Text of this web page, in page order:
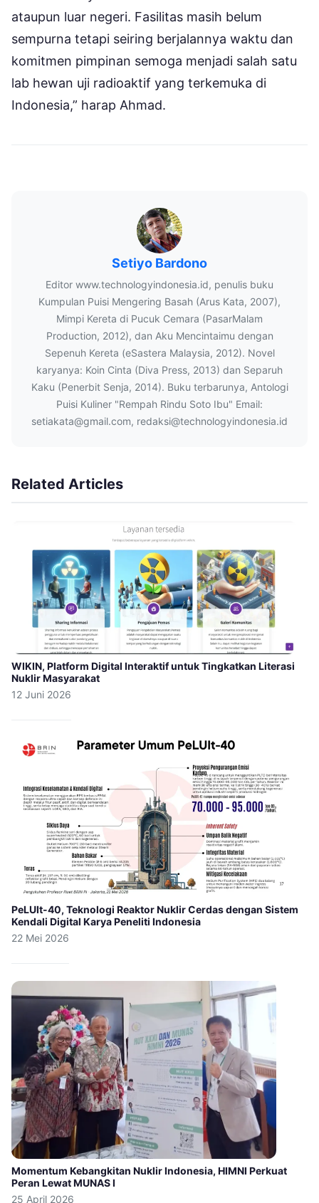
ataupun luar negeri. Fasilitas masih belum
sempurna tetapi seiring berjalannya waktu dan
komitmen pimpinan semoga menjadi salah satu
lab hewan uji radioaktif yang terkemuka di
Indonesia,” harap Ahmad.
Setiyo Bardono
Editor www.technologyindonesia.id, penulis buku
Kumpulan Puisi Mengering Basah (Arus Kata, 2007),
Mimpi Kereta di Pucuk Cemara (PasarMalam
Production, 2012), dan Aku Mencintaimu dengan
Sepenuh Kereta (eSastera Malaysia, 2012). Novel
karyanya: Koin Cinta (Diva Press, 2013) dan Separuh
Kaku (Penerbit Senja, 2014). Buku terbarunya, Antologi
Puisi Kuliner "Rempah Rindu Soto Ibu" Email:
setiakata@gmail.com, redaksi@technologyindonesia.id
Related Articles
WIKIN, Platform Digital Interaktif untuk Tingkatkan Literasi
Nuklir Masyarakat
12 Juni 2026
PeLUIt-40, Teknologi Reaktor Nuklir Cerdas dengan Sistem
Kendali Digital Karya Peneliti Indonesia
22 Mei 2026
Momentum Kebangkitan Nuklir Indonesia, HIMNI Perkuat
Peran Lewat MUNAS I
25 April 2026